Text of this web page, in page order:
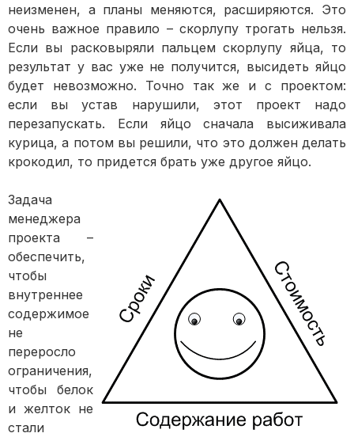
неизменен, а планы меняются, расширяются. Это
очень важное правило – скорлупу трогать нельзя.
Если вы расковыряли пальцем скорлупу яйца, то
результат у вас уже не получится, высидеть яйцо
будет невозможно. Точно так же и с проектом:
если вы устав нарушили, этот проект надо
перезапускать. Если яйцо сначала высиживала
курица, а потом вы решили, что это должен делать
крокодил, то придется брать уже другое яйцо.
Задача
менеджера
проекта –
обеспечить,
чтобы
внутреннее
содержимое
не
переросло
ограничения,
чтобы белок
и желток не
стали